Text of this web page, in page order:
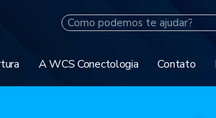
A WCS Conectologia Contato